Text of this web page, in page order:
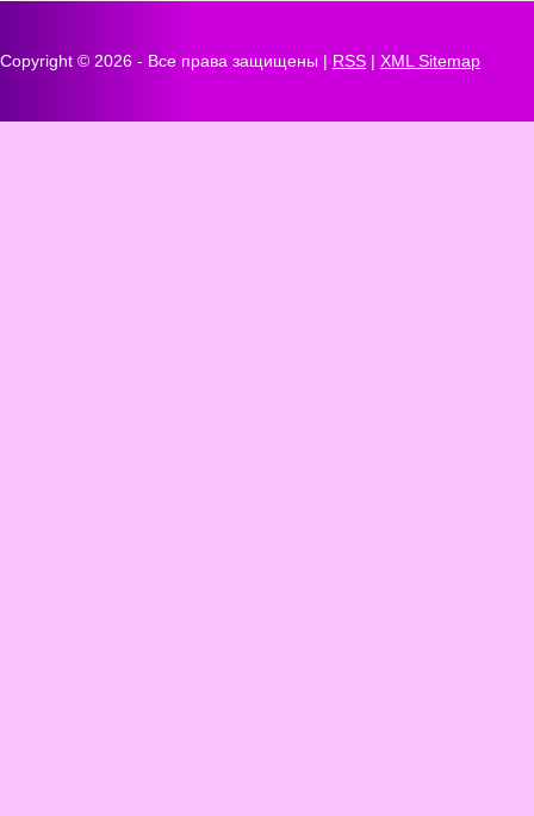
Copyright © 2026 - Все права защищены | RSS | XML Sitemap